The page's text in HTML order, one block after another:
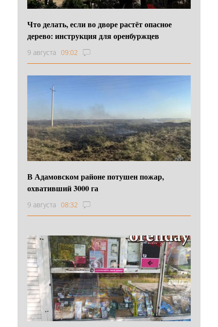
Что делать, если во дворе растёт опасное
дерево: инструкция для оренбуржцев
9 августа 09:02
В Адамовском районе потушен пожар,
охвативший 3000 га
9 августа 08:32